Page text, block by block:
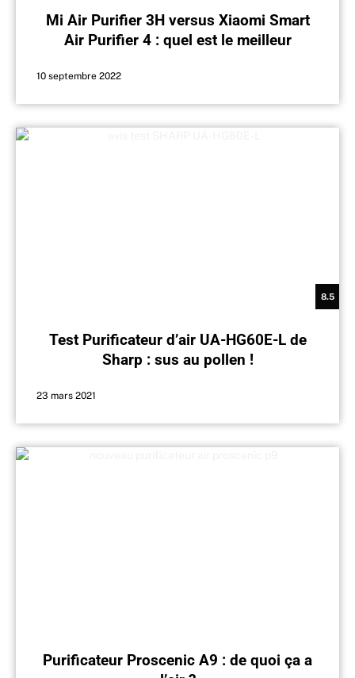
Mi Air Purifier 3H versus Xiaomi Smart
Air Purifier 4 : quel est le meilleur
10 septembre 2022
8.5
Test Purificateur d’air UA-HG60E-L de
Sharp : sus au pollen !
23 mars 2021
Purificateur Proscenic A9 : de quoi ça a